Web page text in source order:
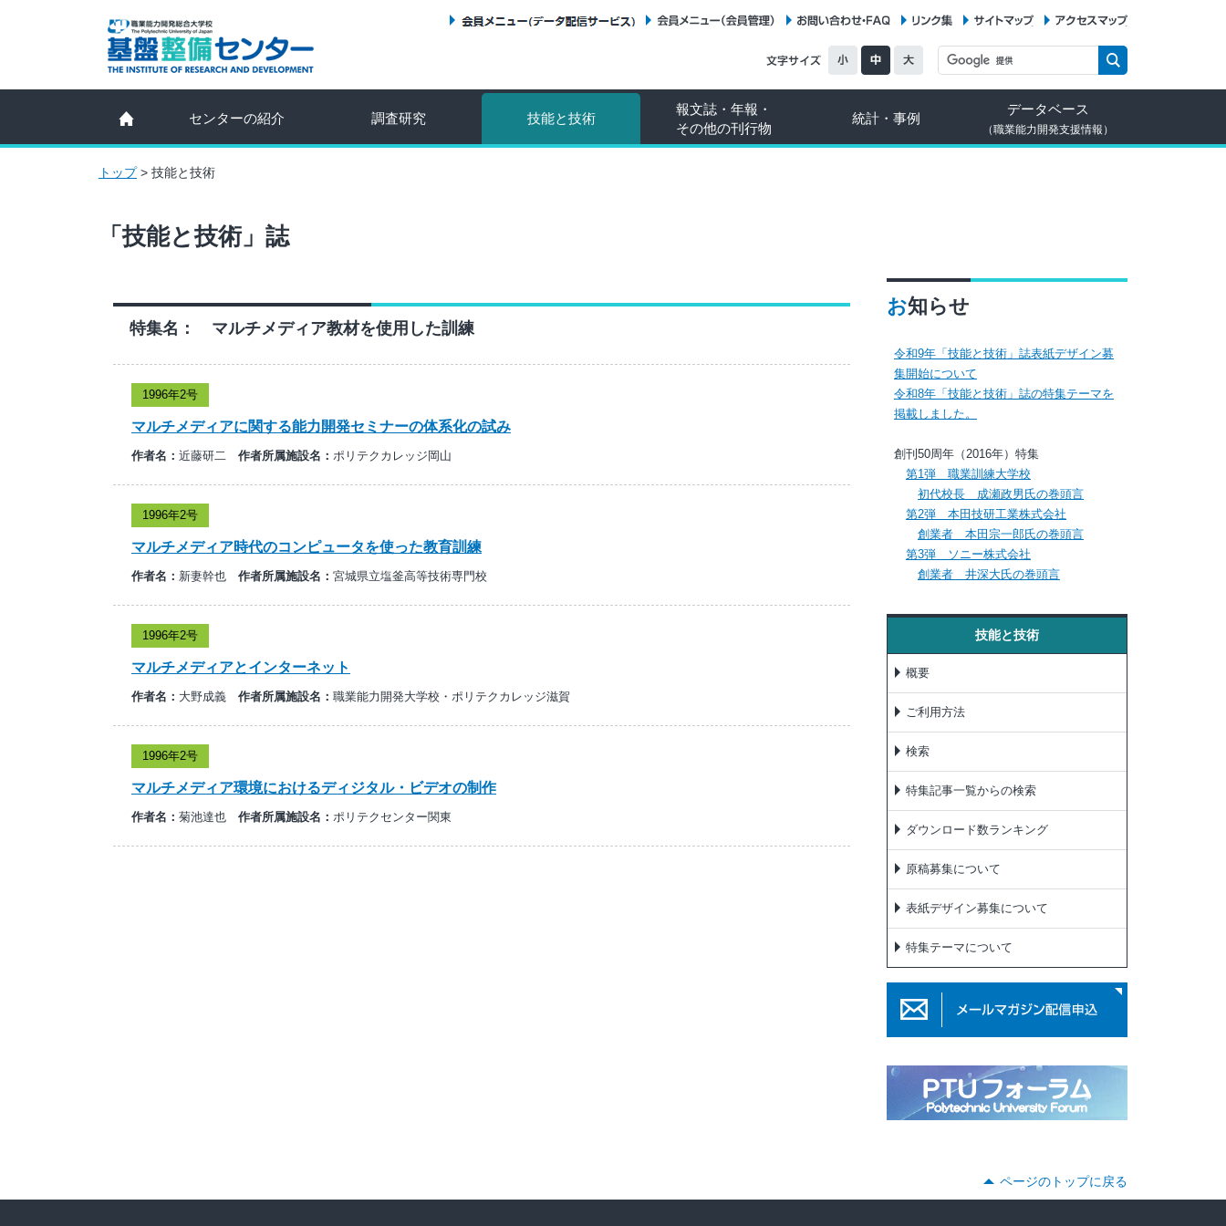
センターの紹介 調査研究 技能と技術
報文誌・年報・
その他の刊行物
統計・事例
データベース
（職業能力開発支援情報）
トップ> 技能と技術
「技能と技術」誌
特集名： マルチメディア教材を使用した訓練
1996年2号
マルチメディアに関する能力開発セミナーの体系化の試み
作者名： 近藤研二 作者所属施設名： ポリテクカレッジ岡山
1996年2号
マルチメディア時代のコンピュータを使った教育訓練
作者名： 新妻幹也 作者所属施設名： 宮城県立塩釜高等技術専門校
1996年2号
マルチメディアとインターネット
作者名： 大野成義 作者所属施設名： 職業能力開発大学校・ポリテクカレッジ滋賀
1996年2号
マルチメディア環境におけるディジタル・ビデオの制作
作者名： 菊池達也 作者所属施設名： ポリテクセンター関東
お知らせ
令和9年「技能と技術」誌表紙デザイン募
集開始について
令和8年「技能と技術」誌の特集テーマを
掲載しました。
創刊50周年（2016年）特集
第1弾 職業訓練大学校
初代校長 成瀬政男氏の巻頭言
第2弾 本田技研工業株式会社
創業者 本田宗一郎氏の巻頭言
第3弾 ソニー株式会社
創業者 井深大氏の巻頭言
技能と技術
概要
ご利用方法
検索
特集記事一覧からの検索
ダウンロード数ランキング
原稿募集について
表紙デザイン募集について
特集テーマについて
ページのトップに戻る